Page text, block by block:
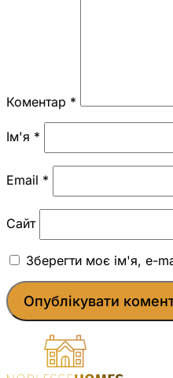
Коментар *
Ім'я *
Email *
Сайт
Зберегти моє ім'я, e-